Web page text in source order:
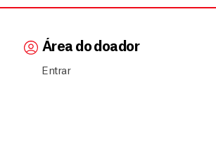
Área do doador
Entrar